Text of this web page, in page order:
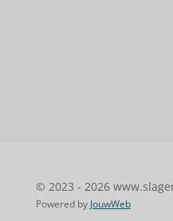
© 2023 - 2026
Powered by JouwWeb